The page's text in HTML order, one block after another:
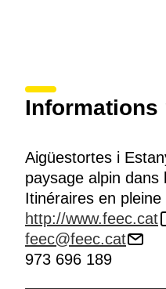
Informations
Aigüestortes i
paysage alpin dans
Itinéraires en pleine
http://www.feec.cat
feec@feec.cat
973 696 189